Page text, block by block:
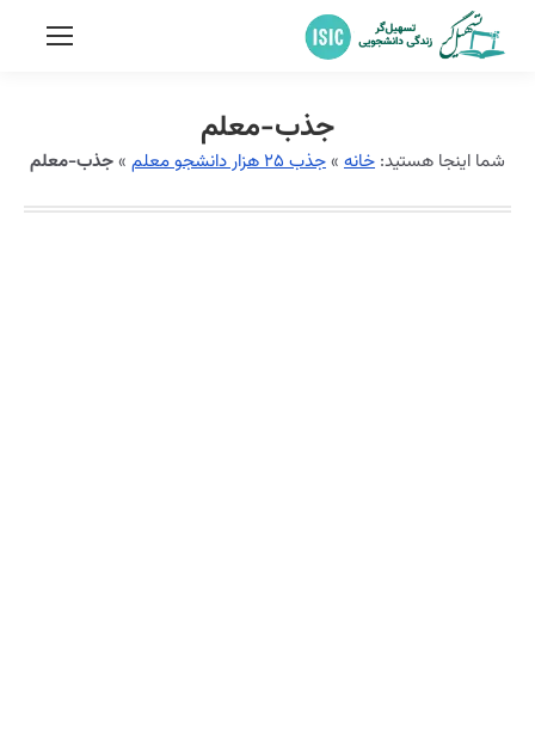
جذب-معلم
شما اینجا هستید: خانه »جذب ۲۵ هزار دانشجو معلم »جذب-معلم